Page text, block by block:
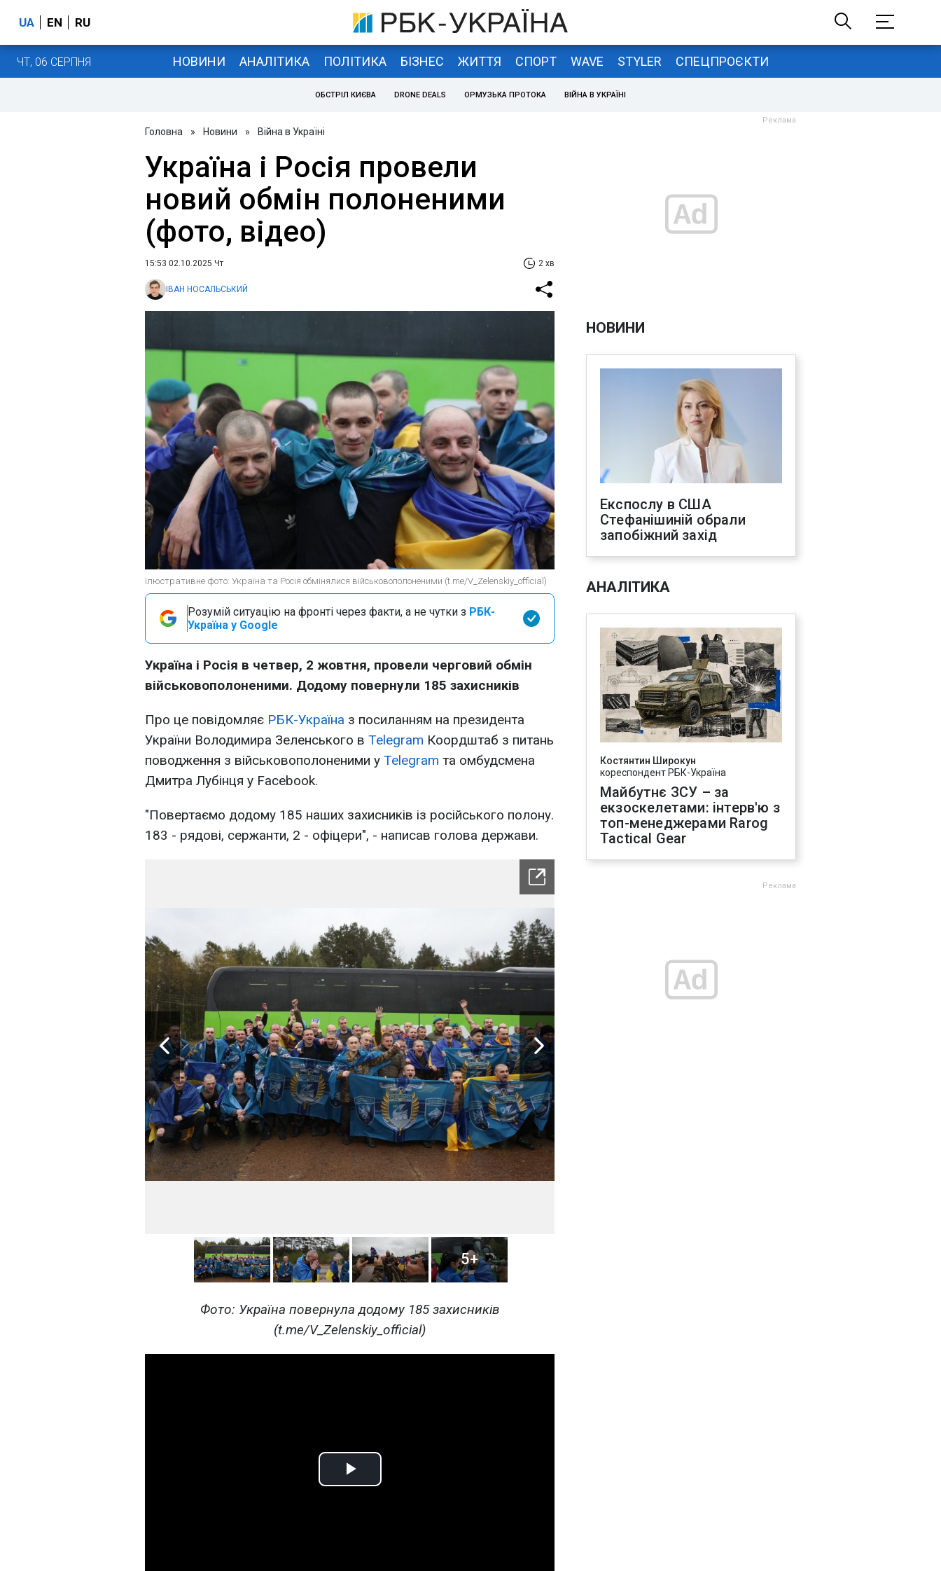
UA EN RU
ЧТ, 06 СЕРПНЯ НОВИНИ АНАЛІТИКА ПОЛІТИКА БІЗНЕС ЖИТТЯ СПОРТ WAVE STYLER СПЕЦПРОЄКТИ
ОБСТРІЛ КИЄВА DRONE DEALS ОРМУЗЬКА ПРОТОКА ВІЙНА В УКРАЇНІ
Головна » Новини » Війна в Україні
Україна і Росія провели
новий обмін полоненими
(фото, відео)
15:53 02.10.2025 Чт 2 хв
ІВАН НОСАЛЬСЬКИЙ
Ілюстративне фото: Україна та Росія обмінялися військовополоненими (t.me/V_Zelenskiy_official)
Розумій ситуацію на фронті через факти, а не чутки з РБК-
Україна у Google
Україна і Росія в четвер, 2 жовтня, провели черговий обмін
військовополоненими. Додому повернули 185 захисників
Про це повідомляє РБК-Україна з посиланням на президента
України Володимира Зеленського в Telegram Коордштаб з питань
поводження з військовополоненими у Telegram та омбудсмена
Дмитра Лубінця у Facebook.
"Повертаємо додому 185 наших захисників із російського полону.
183 - рядові, сержанти, 2 - офіцери", - написав голова держави.
5+
Фото: Україна повернула додому 185 захисників
(t.me/V_Zelenskiy_official)
Play
НОВИНИ
Експослу в США
Стефанішиній обрали
запобіжний захід
АНАЛІТИКА
Костянтин Широкун
кореспондент РБК-Україна
Майбутнє ЗСУ – за
екзоскелетами: інтерв'ю з
топ-менеджерами Rarog
Tactical Gear